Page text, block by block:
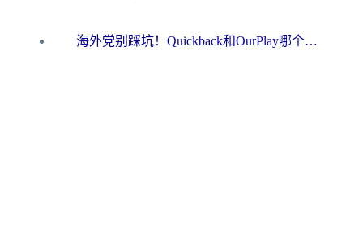
海外党别踩坑！Quickback和OurPlay哪个好？一篇搞定回国加速器选择